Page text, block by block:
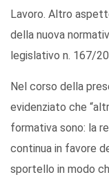
Lavoro. Altro
della nuova
legislativo n. 167/
Nel corso della
evidenziato che
formativa sono: la
continua in favore
sportello in modo